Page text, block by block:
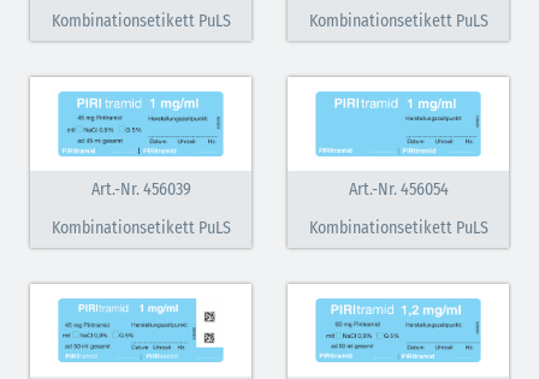
Kombinationsetikett PuLS
Kombinationsetikett PuLS
Art.-Nr. 456039
Kombinationsetikett PuLS
Art.-Nr. 456054
Kombinationsetikett PuLS